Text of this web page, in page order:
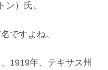
）氏。
ですよね。
1919年、テキサス州